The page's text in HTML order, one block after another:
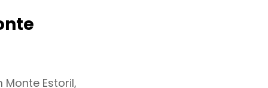
Estoril,